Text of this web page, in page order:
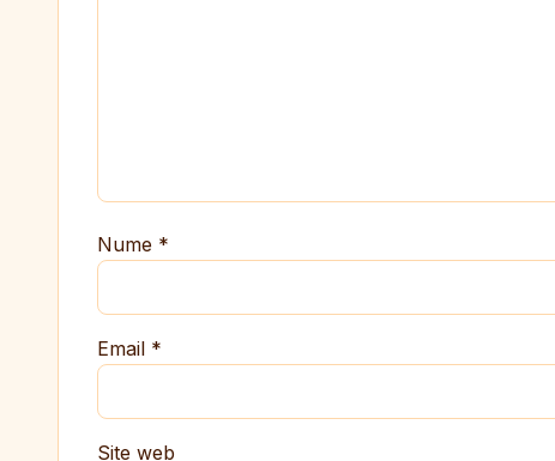
Nume *
Email *
Site web